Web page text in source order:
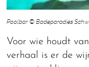
Poolbar © Badeparadies
Voor wie houdt
verhaal is er de